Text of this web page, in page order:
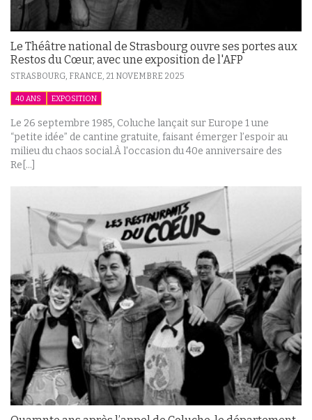
Le Théâtre national de Strasbourg ouvre ses portes aux
Restos du Cœur, avec une exposition de l'AFP
STRASBOURG, FRANCE, 21 NOVEMBRE 2025
40 ANS EXPOSITION
Le 26 septembre 1985, Coluche lançait sur Europe 1 une
“petite idée” de cantine gratuite, faisant émerger l’espoir au
milieu du chaos social.À l'occasion du 40e anniversaire des
Re[...]